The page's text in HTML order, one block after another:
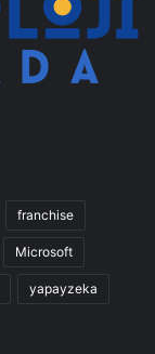
franchise
Microsoft
yapayzeka